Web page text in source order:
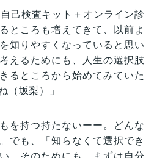
己検査キット＋オンライン診
ところも増えてきて、以前よ
知りやすくなっていると思い
えるためにも、人生の選択肢
るところから始めてみていた
（坂梨）」
を持つ持たないーー。どんな
でも、「知らなくて選択でき
。そのためにも、まずは自分